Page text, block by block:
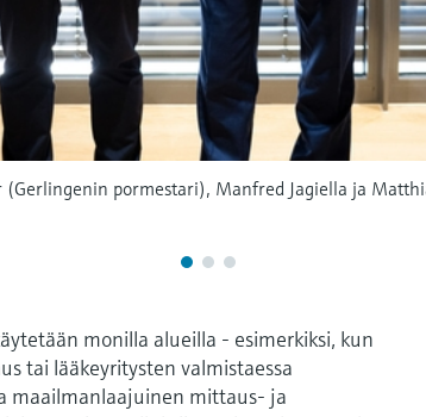
(Gerlingenin pormestari), Manfred Jagiella ja
monilla alueilla - esimerkiksi, kun
tai lääkeyritysten valmistaessa
maailmanlaajuinen mittaus- ja